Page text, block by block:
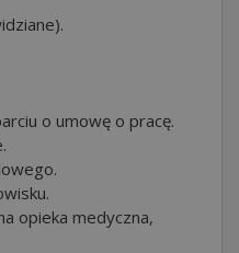
o umowę o pracę.
opieka medyczna,